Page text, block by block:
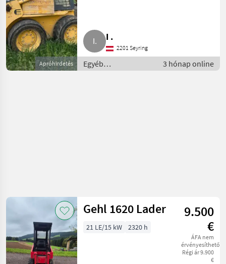
Apróhirdetés
I .
2201 Seyring
Egyéb
mezőgazdasági
3 hónap online
Gehl 1620 Lader
9.500
€
ÁFA nem
érvényesíthető
Régi ár 9.900
€
21 LE/15 kW 2320 h